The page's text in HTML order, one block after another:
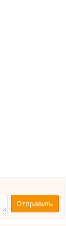
Отправить